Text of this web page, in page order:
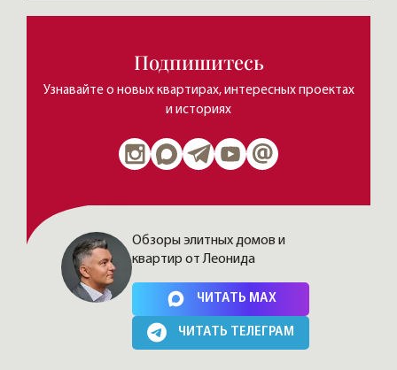
Подпишитесь
Узнавайте о новых квартирах, интересных проектах
и историях
Нажимая на кнопку, Вы соглашаетесь cполитикой сайта
Обзоры элитных домов и
квартир от Леонида
ЧИТАТЬ MAX
ЧИТАТЬ ТЕЛЕГРАМ